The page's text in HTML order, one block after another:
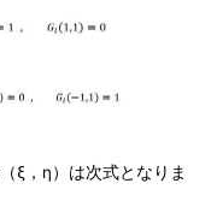
ξ，η）は次式となりま